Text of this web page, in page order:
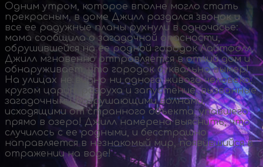
Одним утром, которое вполне могло стать
прекрасным, в доме Джилл раздался звонок и
все ее радужные планы рухнули в одночасье:
мама сообщила о загадочной опасности,
обрушившейся на ее родной городок Лайтфолл.
Джилл мгновенно отправляется в отчий дом и
обнаруживает, что городок буквально вымер!
На улицах не видно ни одного живого человека,
кругом царит разруха и запустение, вызванные
загадочными разрушающими волнами,
исходящими от странного объекта, упавшего
прямо в озеро! Джилл намерена выяснить, что
случилось с ее родными, и бесстрашно
направляется в незнакомый мир, появившийся в
отражении на воде!